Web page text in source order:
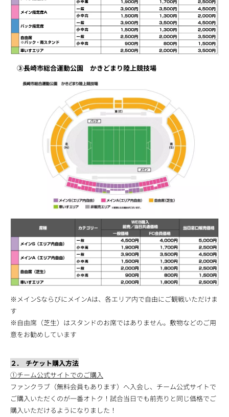
③長崎市総合運動公園 かきどまり陸上競技場
※メインSならびにメインAは、各エリア内で自由にご観戦いただけま
す
※自由席（芝生）はスタンドのお席ではありません。敷物などのご用
意をお勧めしています
２. チケット購入方法
①チーム公式サイトでのご購入
ファンクラブ（無料会員もあります）へ入会し、チーム公式サイトで
ご購入いただくのが一番オトク！試合当日でも前売りと同じ価格でご
購入いただけるようになりました！